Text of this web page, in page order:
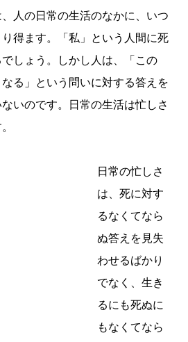
人の日常の生活のなかに、いつ
得ます。「私」という人間に死
しょう。しかし人は、「この
なる」という問いに対する答えを
いのです。日常の生活は忙しさ
日常の忙しさ
は、死に対す
るなくてなら
ぬ答えを見失
わせるばかり
でなく、生き
るにも死ぬに
もなくてなら